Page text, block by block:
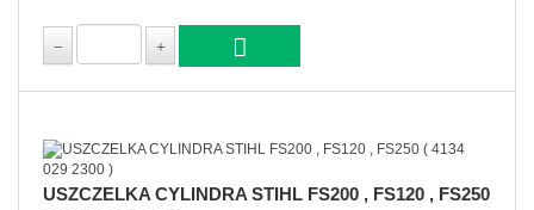
USZCZELKA CYLINDRA STIHL FS200 , FS120 , FS250